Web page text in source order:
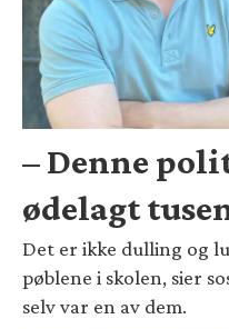
– Denne
ødelagt
Det er ikke dulling og
pøblene i skolen, sier
selv var en av dem.